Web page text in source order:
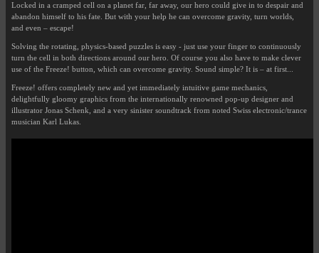
Locked in a cramped cell on a planet far, far away, our hero could give in to despair and
abandon himself to his fate. But with your help he can overcome gravity, turn worlds,
and even – escape!
Solving the rotating, physics-based puzzles is easy - just use your finger to continuously
turn the cell in both directions around our hero. Of course you also have to make clever
use of the Freeze! button, which can overcome gravity. Sound simple? It is – at first...
Freeze! offers completely new and yet immediately intuitive game mechanics,
delightfully gloomy graphics from the internationally renowned pop-up designer and
illustrator Jonas Schenk, and a very sinister soundtrack from noted Swiss electronic/trance
musician Karl Lukas.